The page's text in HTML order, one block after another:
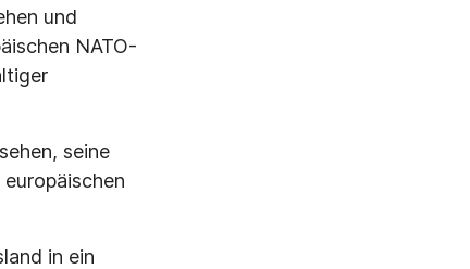
und
NATO-
seine
in ein